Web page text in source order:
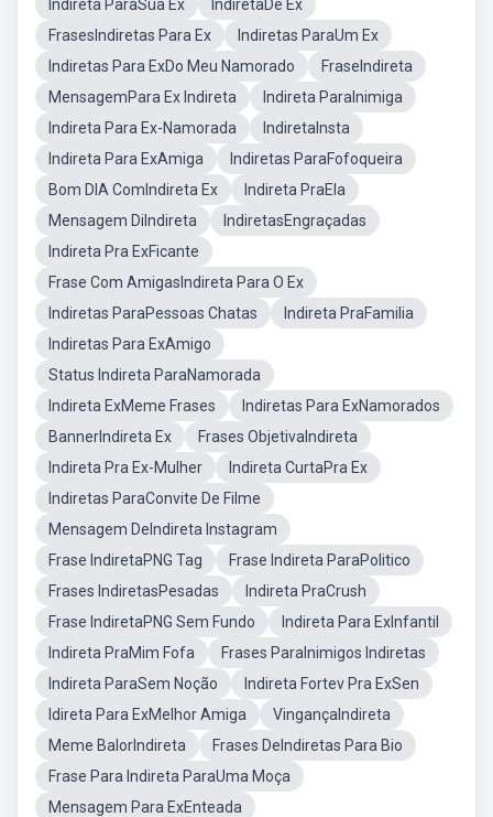
Indireta ParaSua Ex
IndiretaDe Ex
FrasesIndiretas Para Ex
Indiretas ParaUm Ex
Indiretas Para ExDo Meu Namorado
FraseIndireta
MensagemPara Ex Indireta
Indireta ParaInimiga
Indireta Para Ex-Namorada
IndiretaInsta
Indireta Para ExAmiga
Indiretas ParaFofoqueira
Bom DIA ComIndireta Ex
Indireta PraEla
Mensagem DiIndireta
IndiretasEngraçadas
Indireta Pra ExFicante
Frase Com AmigasIndireta Para O Ex
Indiretas ParaPessoas Chatas
Indireta PraFamilia
Indiretas Para ExAmigo
Status Indireta ParaNamorada
Indireta ExMeme Frases
Indiretas Para ExNamorados
BannerIndireta Ex
Frases ObjetivaIndireta
Indireta Pra Ex-Mulher
Indireta CurtaPra Ex
Indiretas ParaConvite De Filme
Mensagem DeIndireta Instagram
Frase IndiretaPNG Tag
Frase Indireta ParaPolitico
Frases IndiretasPesadas
Indireta PraCrush
Frase IndiretaPNG Sem Fundo
Indireta Para ExInfantil
Indireta PraMim Fofa
Frases ParaInimigos Indiretas
Indireta ParaSem Noção
Indireta Fortev Pra ExSen
Idireta Para ExMelhor Amiga
VingançaIndireta
Meme BalorIndireta
Frases DeIndiretas Para Bio
Frase Para Indireta ParaUma Moça
Mensagem Para ExEnteada